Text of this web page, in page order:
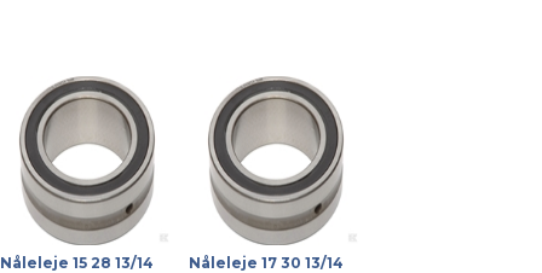
Nåleleje 15 28 13/14 Nåleleje 17 30 13/14